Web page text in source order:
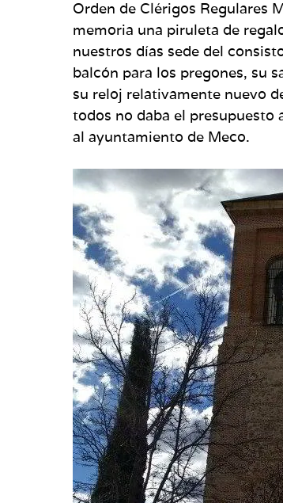
Orden de Clérigos Regulares
memoria una piruleta de
nuestros días sede del
balcón para los pregones, su
su reloj relativamente nuevo
todos no daba el
al ayuntamiento de Meco.